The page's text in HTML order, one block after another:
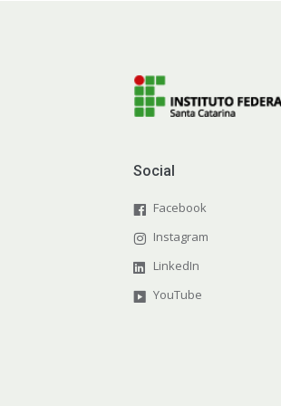
Social
Facebook
Instagram
LinkedIn
YouTube